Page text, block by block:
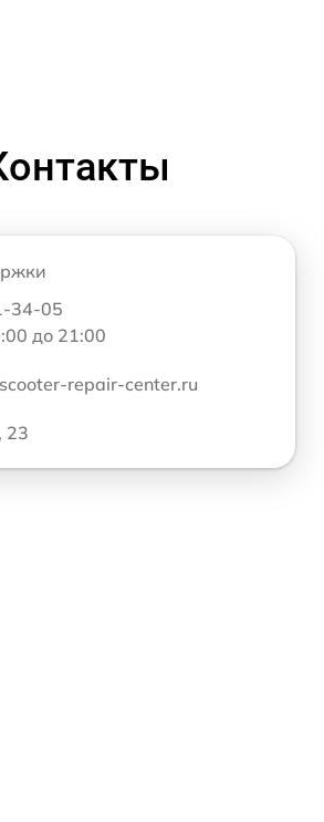
34-05
до 21:00
repair-center.ru
23